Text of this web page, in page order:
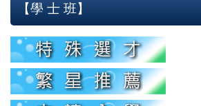
【學 士 班】